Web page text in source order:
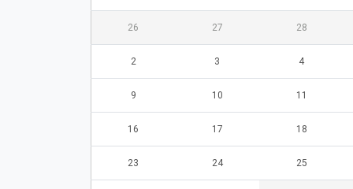
26 27 28
2 3 4
9 10 11
16 17 18
23 24 25